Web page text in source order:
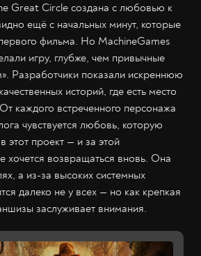
Great Circle создана с любовью к
ещё с начальных минут, которые
фильма. Но MachineGames
игру, глубже, чем привычные
Разработчики показали искреннюю
историй, где есть место
каждого встреченного персонажа
чувствуется любовь, которую
этот проект — и за этой
хочется возвращаться вновь. Она
а из-за высоких системных
далеко не у всех — но как крепкая
заслуживает внимания.